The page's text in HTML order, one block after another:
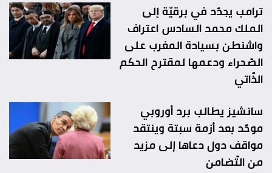
ترامب يجدّد في برقيّة إلى
الملك محمد السادس اعتراف
واشنطن بسيادة المغرب على
الصّحراء ودعمها لمقترح الحكم
الذّاتي
سانشيز يطالب برد أوروبي
موحّد بعد أزمة سبتة وينتقد
مواقف دول دعاها إلى مزيد
من التّضامن